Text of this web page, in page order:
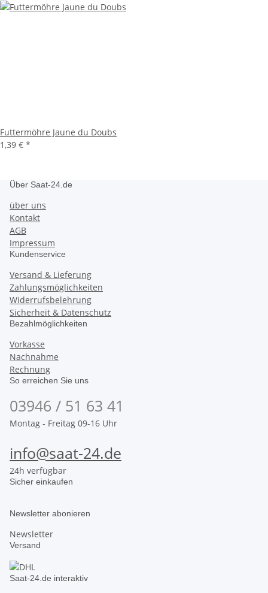
Futtermöhre Jaune du Doubs
1,39 € *
Über Saat-24.de
über uns
Kontakt
AGB
Impressum
Kundenservice
Versand & Lieferung
Zahlungsmöglichkeiten
Widerrufsbelehrung
Sicherheit & Datenschutz
Bezahlmöglichkeiten
Vorkasse
Nachnahme
Rechnung
So erreichen Sie uns
03946 / 51 63 41
Montag - Freitag 09-16 Uhr
info@saat-24.de
24h verfügbar
Sicher einkaufen
Newsletter abonieren
Newsletter
Versand
Saat-24.de interaktiv